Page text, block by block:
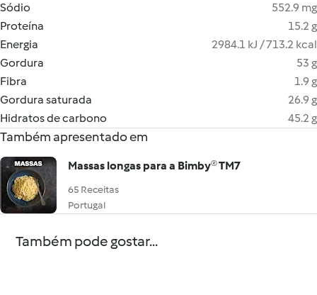
Sódio
552.9 mg
Proteína
15.2 g
Energia
2984.1 kJ / 713.2 kcal
Gordura
53 g
Fibra
1.9 g
Gordura saturada
26.9 g
Hidratos de carbono
45.2 g
Também apresentado em
Massas longas para a Bimby® TM7
65 Receitas
Portugal
Também pode gostar...